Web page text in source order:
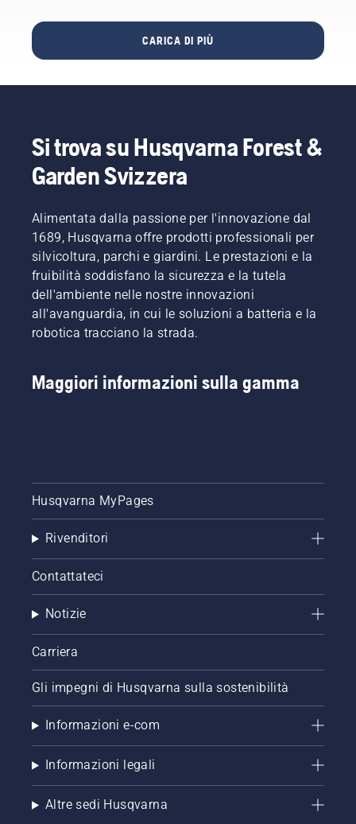
settore.
prodotti
di
qualità,
tosaerba
la
di spazi
parchi e
foreste.
Liverpool
FC,
calcio.
Indossare
occhiali
gruppo
cinghia
può
rompersi
e
lesioni.
CARICA DI PIÙ
Si trova su Husqvarna Forest &
Garden Svizzera
Alimentata dalla passione per l'innovazione dal
1689, Husqvarna offre prodotti professionali per
silvicoltura, parchi e giardini. Le prestazioni e la
fruibilità soddisfano la sicurezza e la tutela
dell'ambiente nelle nostre innovazioni
all'avanguardia, in cui le soluzioni a batteria e la
robotica tracciano la strada.
Maggiori informazioni sulla gamma
Husqvarna MyPages
Rivenditori
Contattateci
Notizie
Carriera
Gli impegni di Husqvarna sulla sostenibilità
Informazioni e-com
Informazioni legali
Altre sedi Husqvarna